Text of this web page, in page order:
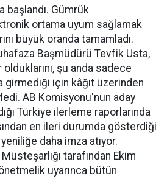
başlandı. Gümrük
ortama uyum sağlamak
büyük oranda tamamladı.
Başmüdürü Tevfik Usta,
şu anda sadece
girmediği için kâğıt üzerinden
AB Komisyonu'nun aday
Türkiye ilerleme raporlarında
en ileri durumda gösterdiği
daha imza atıyor.
tarafından Ekim
uyarınca bütün